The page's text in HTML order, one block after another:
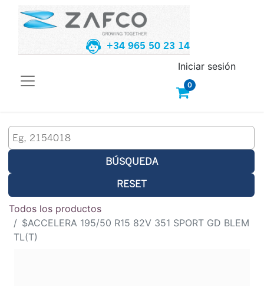
+34 965 50 23 14
0
Iniciar sesión
BÚSQUEDA
RESET
Todos los productos
$ACCELERA 195/50 R15 82V 351 SPORT GD BLEM
TL(T)